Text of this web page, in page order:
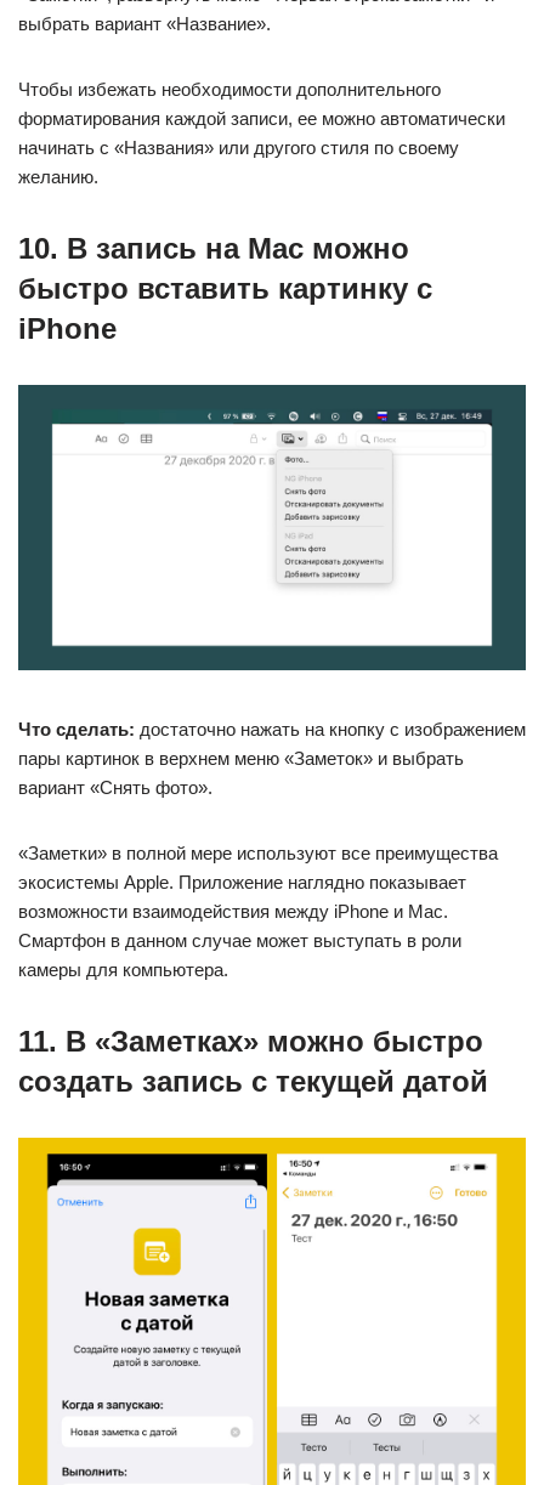
выбрать вариант «Название».
Чтобы избежать необходимости дополнительного
форматирования каждой записи, ее можно автоматически
начинать с «Названия» или другого стиля по своему
желанию.
10. В запись на Mac можно
быстро вставить картинку с
iPhone
Что сделать: достаточно нажать на кнопку с изображением
пары картинок в верхнем меню «Заметок» и выбрать
вариант «Снять фото».
«Заметки» в полной мере используют все преимущества
экосистемы Apple. Приложение наглядно показывает
возможности взаимодействия между iPhone и Mac.
Смартфон в данном случае может выступать в роли
камеры для компьютера.
11. В «Заметках» можно быстро
создать запись с текущей датой